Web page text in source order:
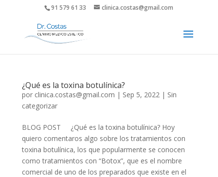
91 579 61 33 clinica.costas@gmail.com
¿Qué es la toxina botulínica?
por clinica.costas@gmail.com | Sep 5, 2022| Sin
categorizar
BLOG POST ¿Qué es la toxina botulínica? Hoy
quiero comentaros algo sobre los tratamientos con
toxina botulínica, los que popularmente se conocen
como tratamientos con “Botox”, que es el nombre
comercial de uno de los preparados que existe en el